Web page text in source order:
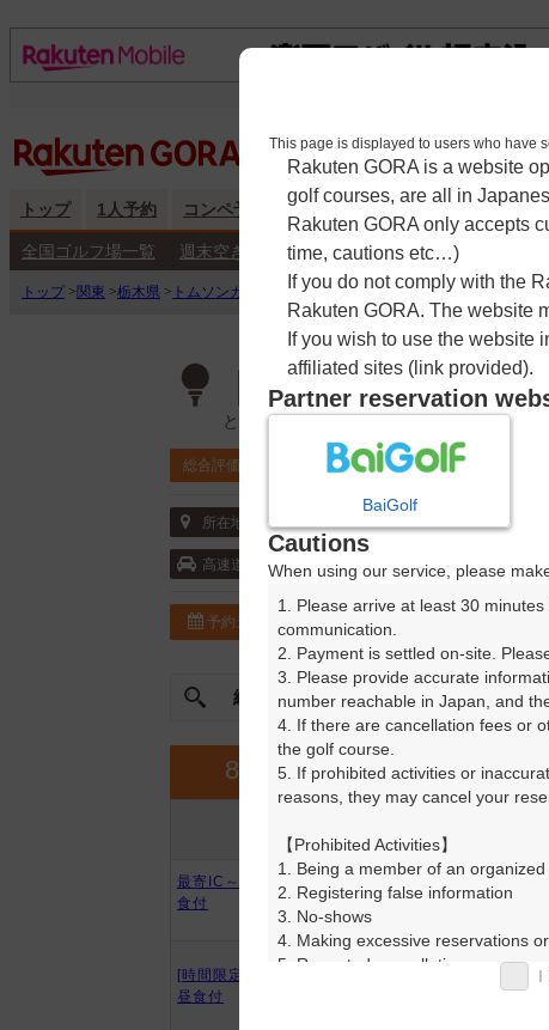
トップ 1人予約 コンペ予約 海外予約 キャンペーン
全国ゴルフ場一覧 週末空き枠検索 平日空き枠検索
トップ > 関東 >栃木県 > トムソンカントリー倶楽部>予約カレンダー
トムソンカント
とむそんかんとりーくらぶ
総合評価 3.9 ポイント利用可
所在地 〒322-0606 栃木県 栃木市西方町本城字城
高速道 東北自動車道・都賀西方 5km以内 ／北関東
予約カレンダー
絞込み 曜日やスタート時間を指定し
8月 9月
アイコンの説明
最寄IC～約1分☆3名～でお得！昼
食付
[時間限定]平日セルフ☆３名～☆
昼食付
This page is displayed to users who have
Rakuten GORA is a website
golf courses, are all in
Rakuten GORA only accepts
time, cautions etc…)
If you do not comply with the
Rakuten GORA. The website
If you wish to use the website
affiliated sites (link provided).
Partner reservation
BaiGolf
Cautions
When using our service, please
1. Please arrive at least 30
communication.
2. Payment is settled on-site.
3. Please provide accurate
number reachable in Japan, and
4. If there are cancellation fees or
the golf course.
5. If prohibited activities or
reasons, they may cancel your
【Prohibited Activities】
1. Being a member of an
2. Registering false information
3. No-shows
4. Making excessive reservations
5. Repeated cancellations
6. Violating laws and regulations
7. Causing inconvenience to
I